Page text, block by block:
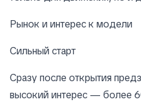
Рынок и интерес к модели
Сильный старт
Сразу после открытия
высокий интерес — более